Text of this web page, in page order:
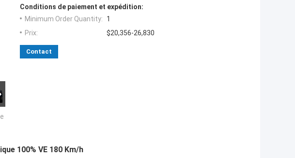
Conditions de paiement et expédition:
Minimum Order Quantity:
1
Prix:
$20,356-26,830
Contact
100% VE 180 Km/h